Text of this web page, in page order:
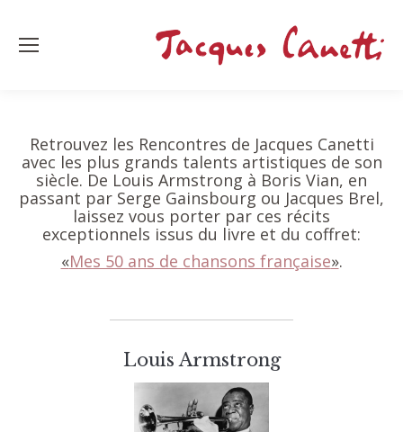
Retrouvez les Rencontres de Jacques Canetti
avec les plus grands talents artistiques de son
siècle. De Louis Armstrong à Boris Vian, en
passant par Serge Gainsbourg ou Jacques Brel,
laissez vous porter par ces récits
exceptionnels issus du livre et du coffret:
«Mes 50 ans de chansons française».
Louis Armstrong